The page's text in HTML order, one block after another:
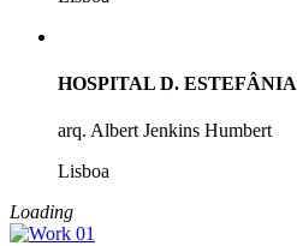
HOSPITAL D. ESTEFÂNIA
arq. Albert Jenkins Humbert
Lisboa
Loading